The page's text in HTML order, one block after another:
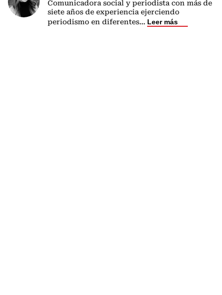
Comunicadora social y periodista con más de
siete años de experiencia ejerciendo
periodismo en diferentes... Leer más